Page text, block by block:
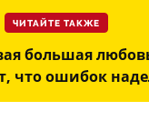
ЧИТАЙТЕ ТАКЖЕ
большая
что ошибок